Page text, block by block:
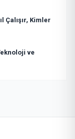
Çalışır, Kimler
ve